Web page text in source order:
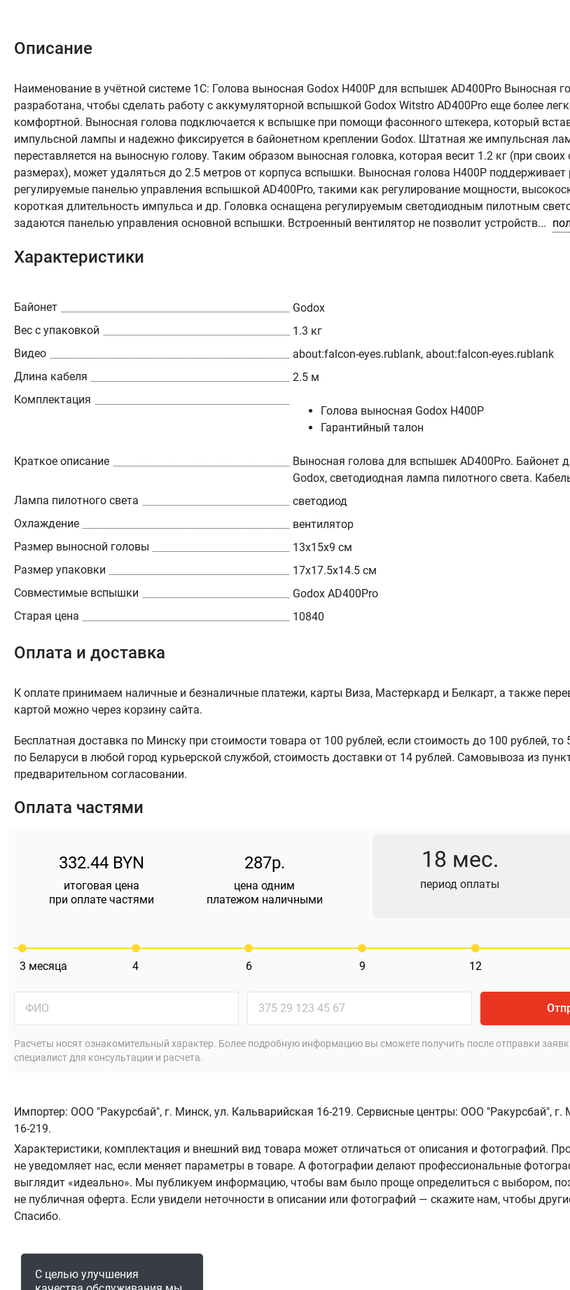
Описание
Наименование в учётной системе 1С: Голова выносная Godox H400P для вспышек AD400Pro Выносная
разработана, чтобы сделать работу с аккумуляторной вспышкой Godox Witstro AD400Pro еще более
комфортной. Выносная голова подключается к вспышке при помощи фасонного штекера, который
импульсной лампы и надежно фиксируется в байонетном креплении Godox. Штатная же импульсная
переставляется на выносную голову. Таким образом выносная головка, которая весит 1.2 кг (при
размерах), может удаляться до 2.5 метров от корпуса вспышки. Выносная голова H400P
регулируемые панелью управления вспышкой AD400Pro, такими как регулирование мощности,
короткая длительность импульса и др. Головка оснащена регулируемым светодиодным пилотным
задаются панелью управления основной вспышки. Встроенный вентилятор не позволит устройств...
Характеристики
Байонет
Godox
Вес с упаковкой
1.3 кг
Видео
about:falcon-eyes.rublank, about:falcon-eyes.rublank
Длина кабеля
2.5 м
Комплектация
Голова выносная Godox H400P
Гарантийный талон
Краткое описание
Выносная голова для вспышек AD400Pro. Байонет
Godox, светодиодная лампа пилотного света.
Лампа пилотного света
светодиод
Охлаждение
вентилятор
Размер выносной головы
13х15х9 см
Размер упаковки
17х17.5х14.5 см
Совместимые вспышки
Godox AD400Pro
Старая цена
10840
Оплата и доставка
К оплате принимаем наличные и безналичные платежи, карты Виза, Мастеркард и Белкарт, а также
картой можно через корзину сайта.
Бесплатная доставка по Минску при стоимости товара от 100 рублей, если стоимость до 100 рублей,
по Беларуси в любой город курьерской службой, стоимость доставки от 14 рублей. Самовывоза из
предварительном согласовании.
Оплата частями
332.44 BYN
итоговая цена
при оплате частями
287р.
цена одним
платежом наличными
18 мес.
период оплаты
12
9
6
4
3 месяца
Расчеты носят ознакомительный характер. Более подробную информацию вы сможете получить после отправки
специалист для консультации и расчета.
Импортер: ООО "Ракурсбай", г. Минск, ул. Кальварийская 16-219. Сервисные центры: ООО "Ракурсбай", г.
16-219.
Характеристики, комплектация и внешний вид товара может отличаться от описания и фотографий.
не уведомляет нас, если меняет параметры в товаре. А фотографии делают профессиональные
выглядит «идеально». Мы публикуем информацию, чтобы вам было проще определиться с выбором,
не публичная оферта. Если увидели неточности в описании или фотографий — скажите нам, чтобы
Спасибо.
С целью улучшения